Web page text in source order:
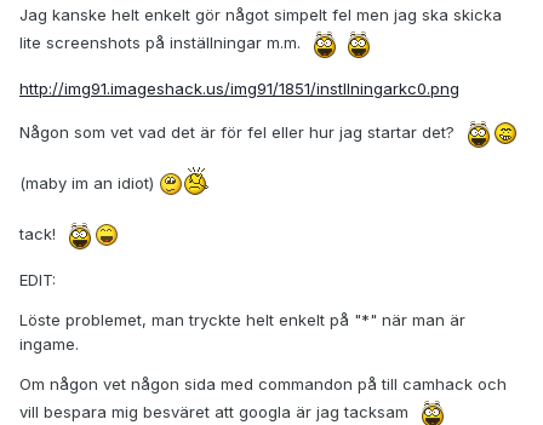
Jag kanske helt enkelt gör något simpelt fel men jag ska skicka
lite screenshots på inställningar m.m.
http://img91.imageshack.us/img91/1851/instllningarkc0.png
Någon som vet vad det är för fel eller hur jag startar det?
(maby im an idiot)
tack!
EDIT:
Löste problemet, man tryckte helt enkelt på "*" när man är
ingame.
Om någon vet någon sida med commandon på till camhack och
vill bespara mig besväret att googla är jag tacksam